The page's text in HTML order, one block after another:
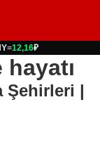
=12,16₽
Şehirleri |